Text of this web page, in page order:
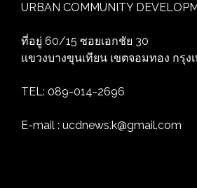
URBAN COMMUNITY
ที่อยู่ 60/15 ซอยเอกชัย 30
แขวงบางขุนเทียน เขตจอมทอง กรุง
TEL: 089-014-2696
E-mail : ucdnews.k@gmail.com